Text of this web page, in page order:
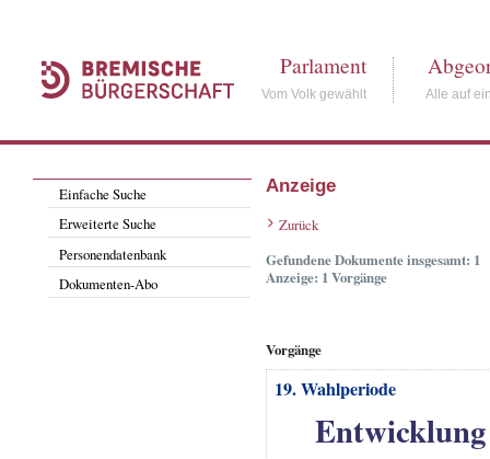
Parlament
Vom Volk gewählt Alle auf
Einfache Suche
Erweiterte Suche
Personendatenbank
Dokumenten-Abo
Anzeige
Zurück
Gefundene Dokumente insgesamt: 1
Anzeige: 1 Vorgänge
Vorgänge
19. Wahlperiode